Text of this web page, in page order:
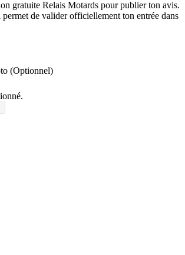
gratuite Relais Motards pour publier ton avis.
permet de valider officiellement ton entrée dans
(Optionnel)